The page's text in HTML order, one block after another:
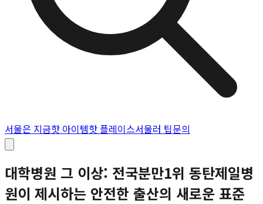
서울은 지금핫 아이템핫 플레이스서울러 팁문의
대학병원 그 이상: 전국분만1위 동탄제일병
원이 제시하는 안전한 출산의 새로운 표준